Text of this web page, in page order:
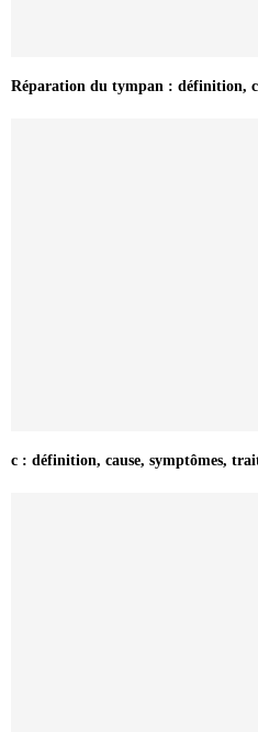
Réparation du tympan : définition,
c : définition, cause, symptômes,